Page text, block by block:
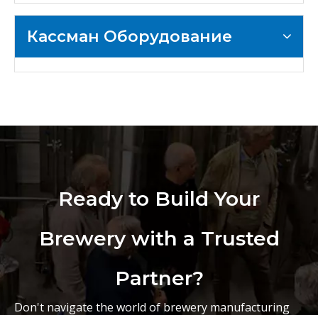
Кассман Оборудование
Ready to Build Your
Brewery with a Trusted
Partner?
Don't navigate the world of brewery manufacturing